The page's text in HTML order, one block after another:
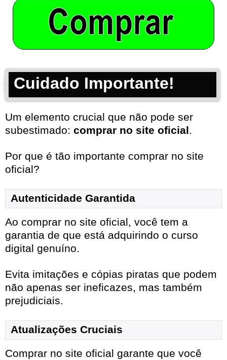
Cuidado Importante!
Um elemento crucial que não pode ser
subestimado: comprar no site oficial.
Por que é tão importante comprar no site
oficial?
Autenticidade Garantida
Ao comprar no site oficial, você tem a
garantia de que está adquirindo o curso
digital genuíno.
Evita imitações e cópias piratas que podem
não apenas ser ineficazes, mas também
prejudiciais.
Atualizações Cruciais
Comprar no site oficial garante que você